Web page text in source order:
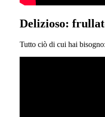
Delizioso:
Tutto ciò di cui hai